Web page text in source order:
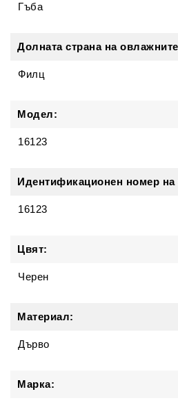
Гъба
Долната страна на
Филц
Модел:
16123
Идентификационен номер на
16123
Цвят:
Черен
Материал:
Дърво
Марка: